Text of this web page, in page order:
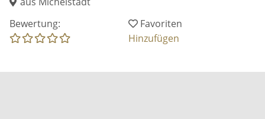
Bewertung:
Favoriten
Hinzufügen